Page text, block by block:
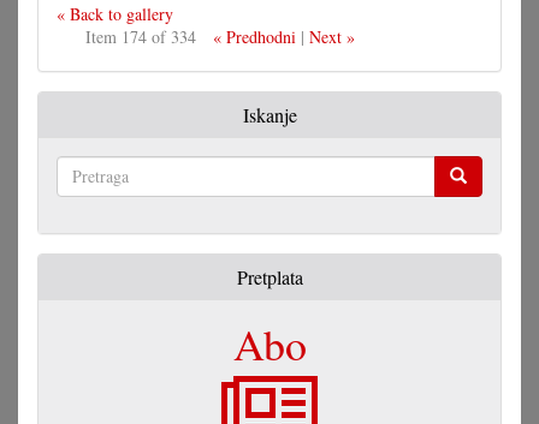
« Back to gallery
Item 174 of 334
« Predhodni | Next »
Iskanje
Pretplata
Abo